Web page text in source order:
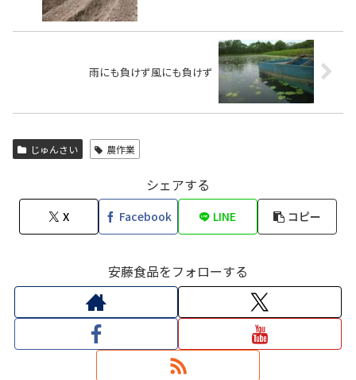
雨にも負けず風にも負けず
じゅんさい 農作業
シェアする
X Facebook LINE コピー
安藤食品をフォローする